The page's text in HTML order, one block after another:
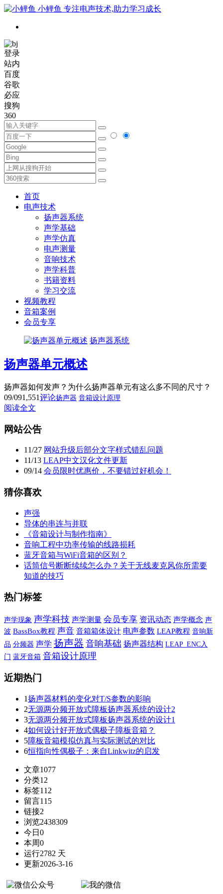
小鲤鱼 专注电声技术,助力学习成长
登录
站内
百度
谷歌
必应
搜狗
360
首页
电声技术
扬声器系统
声学基础
声学仿真
电声测量
音响技术
声学科普
书籍资料
学习交流
视频教程
音箱案例
会员专享
扬声器系统
扬声器单元概述
扬声器如何发声？为什么扬声器单元有这么多不同的尺寸？
09/091,551评论扬声器 音箱设计原理
阅读全文
网站公告
11/27 网站升级后部分文字样式错乱问题
11/13 LEAP中文汉化文件更新
09/14 会员限时优惠价，不要错过好机会！
猜你喜欢
声强
导体的串连与并联
《音箱设计与制作指南》
音响工程中功率传输的线路损耗
蓝牙音箱与WiFi音箱的区别？
话筒信号断断续续怎么办？关于无线麦克风你所需要
知道的技巧
热门标签
声学现象 声学科技 声学测量 会员专享 资讯动态 声学概念 声
波 BassBox教程 声音 音箱箱体设计 电声参数 LEAP教程 音响新
品 分频器 声学 扬声器 音响基础 扬声器结构 LEAP_ENC入
门 蓝牙音箱 音箱设计原理
近期热门
1扬声器材料的变化对T/S参数的影响
2无源两分频开放式障板扬声器系统的设计2
3无源两分频开放式障板扬声器系统的设计1
4如何设计好开放式偶极子障板音箱？
5障板音箱模拟仿真与实际测试的对比
6恒指向性偶极子：来自Linkwitz的启发
文章1077
分类12
标签112
留言115
链接2
浏览2438309
今日 0
本周0
运行2782 天
更新2026-3-16